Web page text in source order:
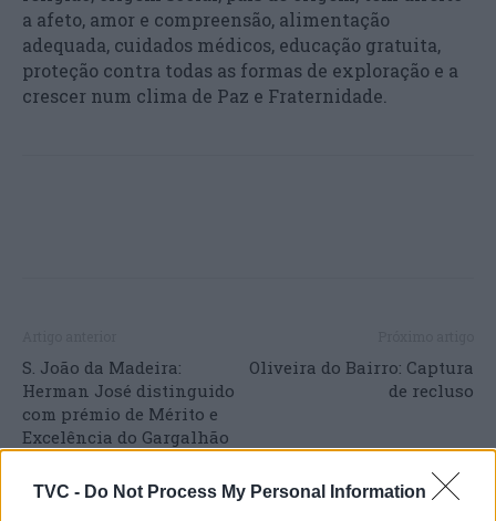
TVC - Do Not Process My Personal Information
a afeto, amor e compreensão, alimentação
adequada, cuidados médicos, educação gratuita,
proteção contra todas as formas de exploração e a
crescer num clima de Paz e Fraternidade.
S. João da Madeira:
Herman José distinguido
com prémio de Mérito e
Excelência do Gargalhão
Oliveira do Bairro: Captura
de recluso